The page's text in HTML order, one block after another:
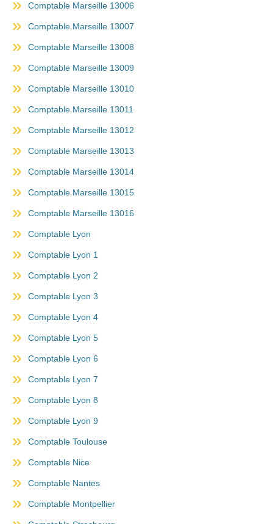
Comptable Marseille 13006
Comptable Marseille 13007
Comptable Marseille 13008
Comptable Marseille 13009
Comptable Marseille 13010
Comptable Marseille 13011
Comptable Marseille 13012
Comptable Marseille 13013
Comptable Marseille 13014
Comptable Marseille 13015
Comptable Marseille 13016
Comptable Lyon
Comptable Lyon 1
Comptable Lyon 2
Comptable Lyon 3
Comptable Lyon 4
Comptable Lyon 5
Comptable Lyon 6
Comptable Lyon 7
Comptable Lyon 8
Comptable Lyon 9
Comptable Toulouse
Comptable Nice
Comptable Nantes
Comptable Montpellier